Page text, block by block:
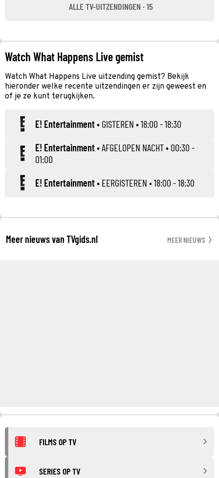
ALLE TV-UITZENDINGEN · 15
Watch What Happens Live gemist
Watch What Happens Live uitzending gemist? Bekijk
hieronder welke recente uitzendingen er zijn geweest en
of je ze kunt terugkijken.
E! Entertainment• GISTEREN • 18:00 - 18:30
E! Entertainment•AFGELOPEN NACHT• 00:30 -
01:00
E! Entertainment• EERGISTEREN • 18:00 - 18:30
Meer nieuws van TVgids.nl MEER NIEUWS
FILMS OP TV
SERIES OP TV